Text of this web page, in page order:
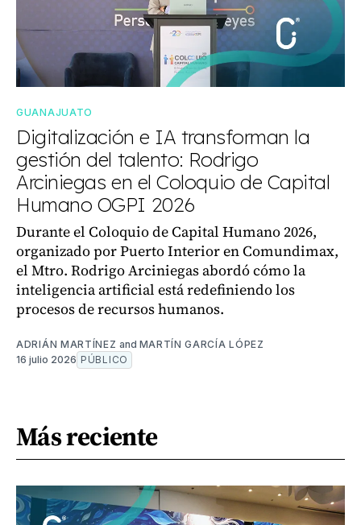
GUANAJUATO
Digitalización e IA transforman la
gestión del talento: Rodrigo
Arciniegas en el Coloquio de Capital
Humano OGPI 2026
Durante el Coloquio de Capital Humano 2026,
organizado por Puerto Interior en Comundimax,
el Mtro. Rodrigo Arciniegas abordó cómo la
inteligencia artificial está redefiniendo los
procesos de recursos humanos.
ADRIÁN MARTÍNEZ and MARTÍN GARCÍA LÓPEZ
16 julio 2026 PÚBLICO
Más reciente